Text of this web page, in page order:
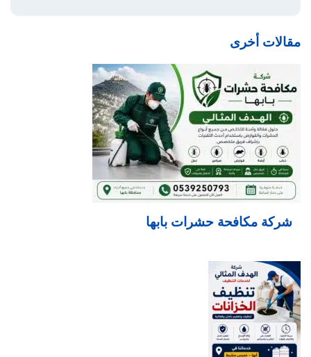
مقالات أخرى
شركة مكافحة حشرات بابها